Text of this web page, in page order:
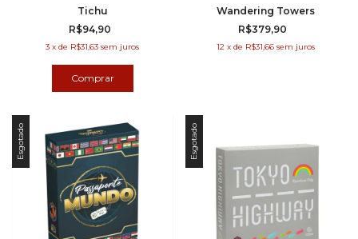
Tichu
R$94,90
3 xde R$31,63 sem juros
Wandering Towers
R$379,90
12 x de R$31,66 sem juros
Esgotado Esgotado